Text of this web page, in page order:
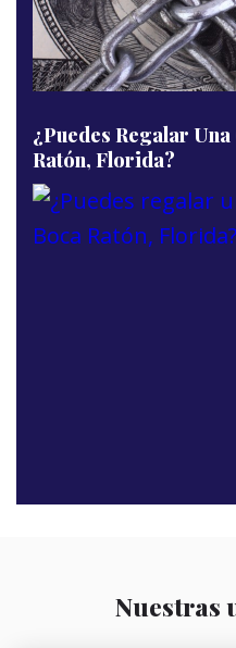
¿Puedes Regalar
Ratón, Florida?
Nuestras